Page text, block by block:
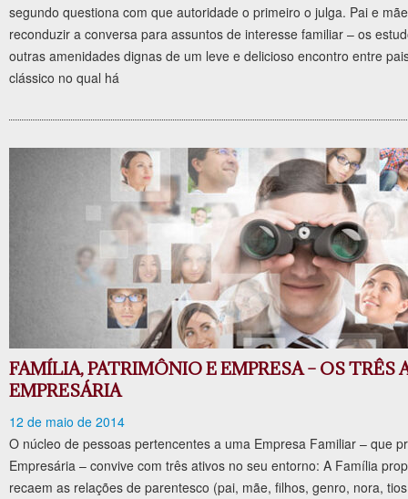
segundo questiona com que autoridade o primeiro o julga. Pai e
reconduzir a conversa para assuntos de interesse familiar – os
outras amenidades dignas de um leve e delicioso encontro entre
clássico no qual há
FAMÍLIA, PATRIMÔNIO E EMPRESA – OS TRÊS
EMPRESÁRIA
12 de maio de 2014
O núcleo de pessoas pertencentes a uma Empresa Familiar – que
Empresária – convive com três ativos no seu entorno: A Família
recaem as relações de parentesco (pai, mãe, filhos, genro, nora,